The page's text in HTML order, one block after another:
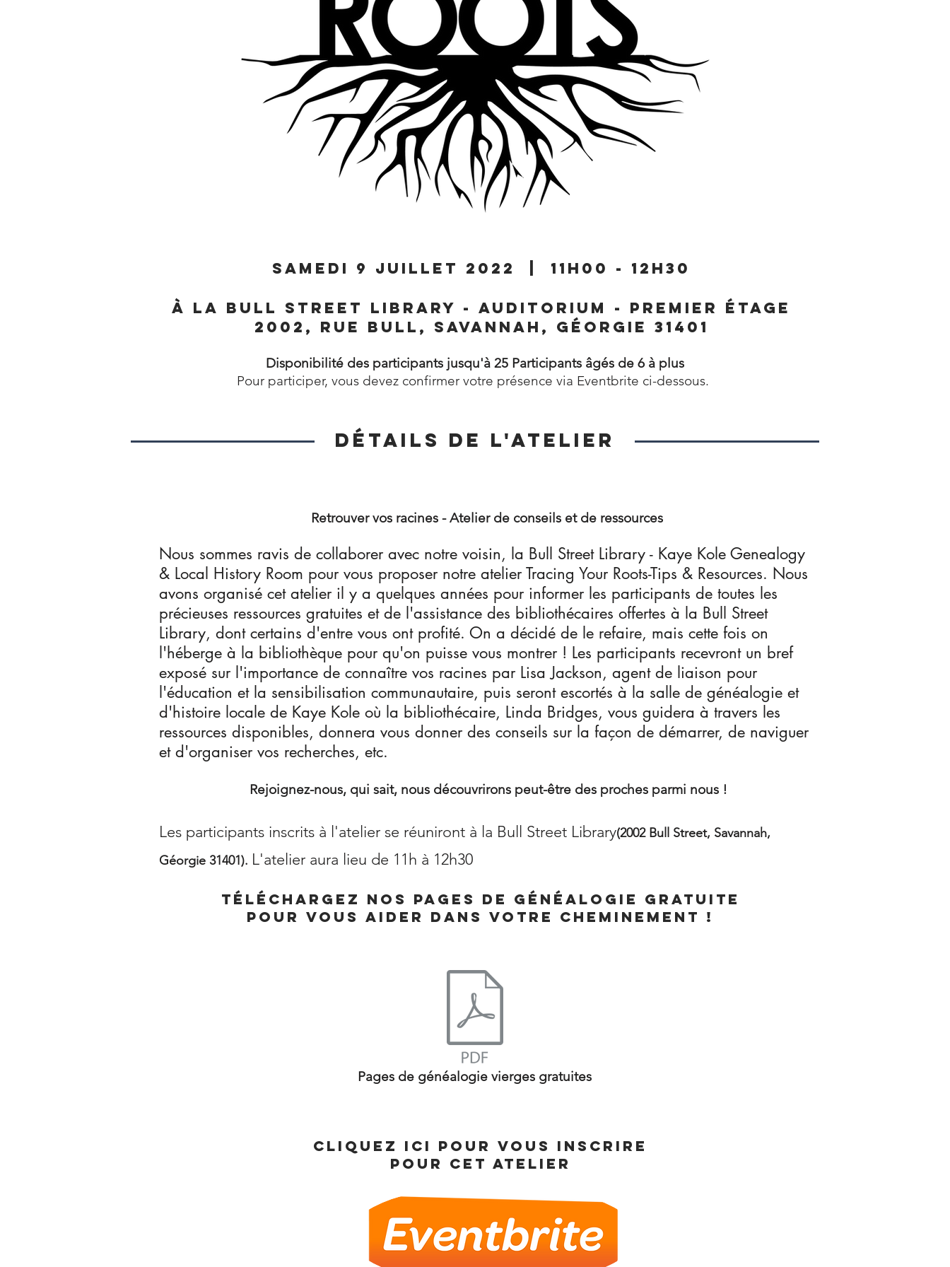
Samedi 9 juillet 2022 | 11h00 - 12h30
À la Bull Street Library - Auditorium - premier étage
2002, rue Bull, Savannah, Géorgie 31401
Disponibilité des participants jusqu'à 25 Participants âgés de 6 à plus
Pour participer, vous devez confirmer votre présence via Eventbrite ci-dessous.
Détails de l'atelier
Retrouver vos racines - Atelier de conseils et de ressources
Nous sommes ravis de collaborer avec notre voisin, la Bull Street Library - Kaye Kole Genealogy
& Local History Room pour vous proposer notre atelier Tracing Your Roots-Tips & Resources. Nous
avons organisé cet atelier il y a quelques années pour informer les participants de toutes les
précieuses ressources gratuites et de l'assistance des bibliothécaires offertes à la Bull Street
Library, dont certains d'entre vous ont profité. On a décidé de le refaire, mais cette fois on
l'héberge à la bibliothèque pour qu'on puisse vous montrer ! Les participants recevront un bref
exposé sur l'importance de connaître vos racines par Lisa Jackson, agent de liaison pour
l'éducation et la sensibilisation communautaire, puis seront escortés à la salle de généalogie et
d'histoire locale de Kaye Kole où la bibliothécaire, Linda Bridges, vous guidera à travers les
ressources disponibles, donnera vous donner des conseils sur la façon de démarrer, de naviguer
et d'organiser vos recherches, etc.
Rejoignez-nous, qui sait, nous découvrirons peut-être des proches parmi nous !
Les participants inscrits à l'atelier se réuniront à la Bull Street Library(2002 Bull Street, Savannah,
Géorgie 31401). L'atelier aura lieu de 11h à 12h30
Téléchargez nos pages de généalogie gratuite
pour vous aider dans votre cheminement !
Pages de généalogie vierges gratuites
Cliquez ici pour vous inscrire
pour cet atelier